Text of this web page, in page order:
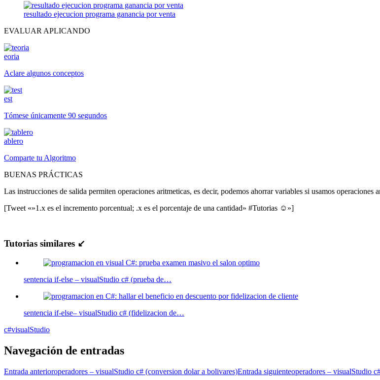
resultado ejecucion programa ganancia por venta
EVALUAR APLICANDO
eoria
Aclare algunos conceptos
est
Tómese únicamente 90 segundos
ablero
Comparte tu Algoritmo
BUENAS PRÁCTICAS
Las instrucciones de salida permiten operaciones aritmeticas, es decir, podemos ahorrar variables si usamos operaciones
[Tweet «»1.x es el incremento porcentual; .x es el porcentaje de una cantidad» #Tutorias ☺»]
Tutorias similares ↙
sentencia if-else – visualStudio c# (prueba de…
sentencia if-else– visualStudio c# (fidelizacion de…
c#visualStudio
Navegación de entradas
Entrada anterioroperadores – visualStudio c# (conversion dolar a bolivares)Entrada siguienteoperadores – visualStudio